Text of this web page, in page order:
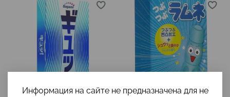
Информация на сайте не предназначена для не